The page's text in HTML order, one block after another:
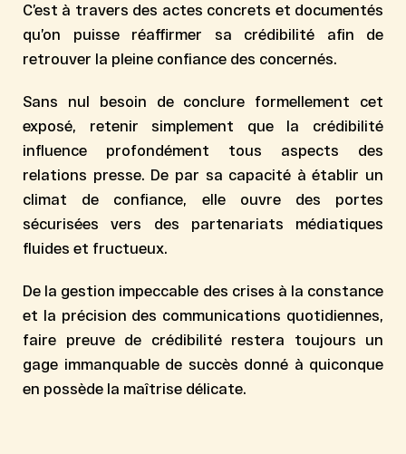
C’est à travers des actes concrets et documentés
qu’on puisse réaffirmer sa crédibilité afin de
retrouver la pleine confiance des concernés.
Sans nul besoin de conclure formellement cet
exposé, retenir simplement que la crédibilité
influence profondément tous aspects des
relations presse. De par sa capacité à établir un
climat de confiance, elle ouvre des portes
sécurisées vers des partenariats médiatiques
fluides et fructueux.
De la gestion impeccable des crises à la constance
et la précision des communications quotidiennes,
faire preuve de crédibilité restera toujours un
gage immanquable de succès donné à quiconque
en possède la maîtrise délicate.